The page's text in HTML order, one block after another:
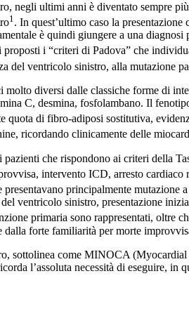
negli ultimi anni è diventato sempre
1. In quest’ultimo caso la presentazione
è quindi giungere a una diagnosi
proposti i “criteri di Padova” che
del ventricolo sinistro, alla mutazione
diversi dalle classiche forme di
C, desmina, fosfolambano. Il
quota di fibro-adiposi sostitutiva,
ricordando clinicamente delle
che rispondono ai criteri della
intervento ICD, arresto cardiaco
principalmente
ventricolo sinistro, presentazione
primaria sono rappresentati, oltre
forte familiarità per morte
sottolinea come MINOCA
l’assoluta necessità di eseguire,